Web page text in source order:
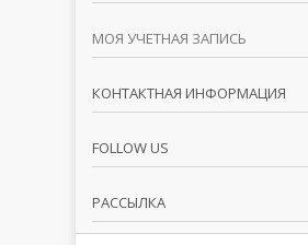
МОЯ УЧЕТНАЯ ЗАПИСЬ
КОНТАКТНАЯ ИНФОРМАЦИЯ
FOLLOW US
РАССЫЛКА